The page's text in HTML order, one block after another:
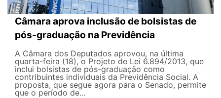
Câmara aprova inclusão de bolsistas de
pós-graduação na Previdência
A Câmara dos Deputados aprovou, na última
quarta-feira (18), o Projeto de Lei 6.894/2013, que
inclui bolsistas de pós-graduação como
contribuintes individuais da Previdência Social. A
proposta, que segue agora para o Senado, permite
que o período de...